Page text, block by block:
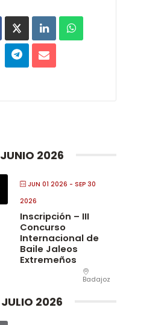
JUNIO 2026
JUN 01 2026 - SEP 30
2026
Inscripción – III
Concurso
Internacional de
Baile Jaleos
Extremeños
Badajoz
JULIO 2026